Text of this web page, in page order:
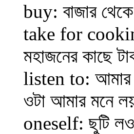
buy: বাজার
take for
মহাজনের কাছে
listen to: আমার
ওটা আমার মনে
oneself: ছুটি